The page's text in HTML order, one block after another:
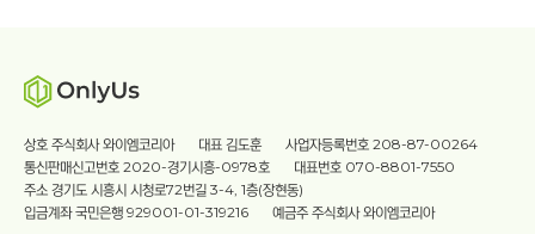
상호 주식회사 와이엠코리아 대표 김도훈
사업자등록번호 208-87-00264
통신판매신고번호 2020-경기시흥-0978호
대표번호 070-8801-7550
주소 경기도 시흥시 시청로72번길 3-4, 1층(장현동)
입금계좌 국민은행 929001-01-319216
예금주 주식회사 와이엠코리아